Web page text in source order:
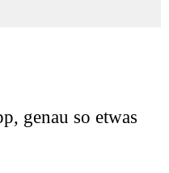
genau so etwas